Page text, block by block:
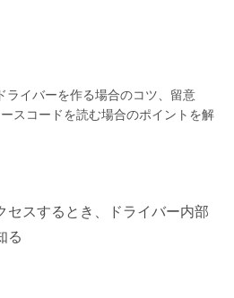
ライバーを作る場合のコツ、留意
スコードを読む場合のポイントを解
セスするとき、ドライバー内部
る